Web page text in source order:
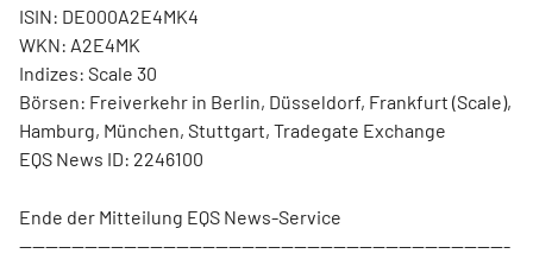
ISIN: DE000A2E4MK4
WKN: A2E4MK
Indizes: Scale 30
Börsen: Freiverkehr in Berlin, Düsseldorf, Frankfurt (Scale),
Hamburg, München, Stuttgart, Tradegate Exchange
EQS News ID: 2246100
Ende der Mitteilung EQS News-Service
---------------------------------------------------------------------------